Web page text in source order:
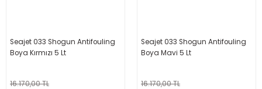
Seajet 033 Shogun Antifouling
Boya Kırmızı 5 Lt
16.170,00 TL
Seajet 033 Shogun Antifouling
Boya Mavi 5 Lt
16.170,00 TL